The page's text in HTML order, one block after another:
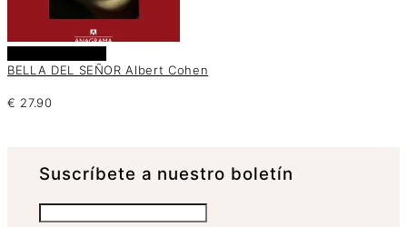
BELLA DEL SEÑOR Albert Cohen
€ 27.90
Suscrí­bete a nuestro boletín